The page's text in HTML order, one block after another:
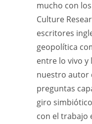
mucho con
Culture
escritores
geopolítica
entre lo vivo
nuestro autor
preguntas
giro
con el trabajo